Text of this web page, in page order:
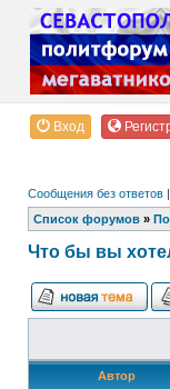
Вход
Сообщения без ответов |
Список форумов »
Что бы вы
Автор